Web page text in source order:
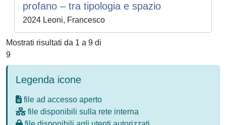
profano – tra tipologia e spazio
2024 Leoni, Francesco
Mostrati risultati da 1 a 9 di
9
Legenda icone
file ad accesso aperto
file disponibili sulla rete interna